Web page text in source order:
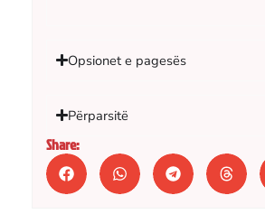
Opsionet e pagesës
Përparsitë
Share: